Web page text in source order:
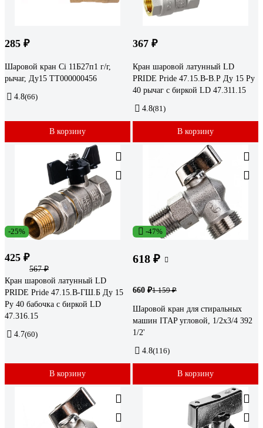
285 ₽
Шаровой кран Ci 11Б27п1 г/г,
рычаг, Ду15 ТТ000000456
4.8(66)
В корзину
367 ₽
Кран шаровой латунный LD
PRIDE Pride 47.15.В-В.Р Ду 15 Ру
40 рычаг с биркой LD 47.311.15
4.8(81)
В корзину
-25%
425 ₽
567 ₽
Кран шаровой латунный LD
PRIDE Pride 47.15.В-ГШ.Б Ду 15
Ру 40 бабочка с биркой LD
47.316.15
4.7(60)
В корзину
-47%
618 ₽
660 ₽1 159 ₽
Шаровой кран для стиральных
машин ITAP угловой, 1/2x3/4 392
1/2'
4.8(116)
В корзину